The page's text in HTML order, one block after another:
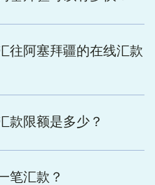
往阿塞拜疆的在线汇款
款限额是多少？
笔汇款？